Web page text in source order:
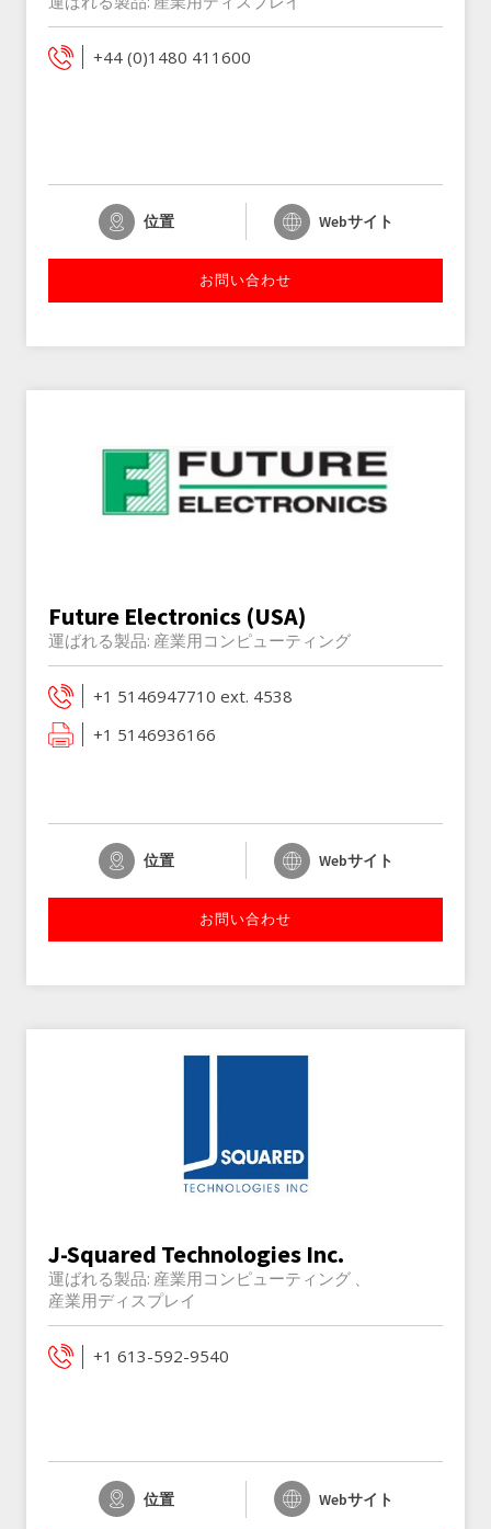
+44 (0)1480 411600
位置 Webサイト
お問い合わせ
Future Electronics (USA)
運ばれる製品: 産業用コンピューティング
+1 5146947710 ext. 4538
+1 5146936166
位置 Webサイト
お問い合わせ
J-Squared Technologies Inc.
運ばれる製品: 産業用コンピューティング
産業用ディスプレイ
+1 613-592-9540
位置 Webサイト